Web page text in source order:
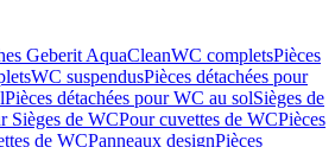
Geberit AquaCleanWC completsPièces
WC suspendusPièces détachées pour
Pièces détachées pour WC au solSièges de
Sièges de WCPour cuvettes de WCPièces
de WCPanneaux designPièces